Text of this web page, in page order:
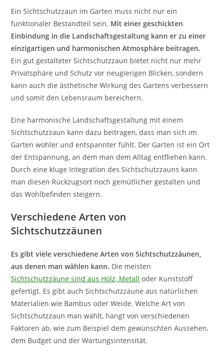
Ein Sichtschutzzaun im Garten muss nicht nur ein
funktionaler Bestandteil sein. Mit einer geschickten
Einbindung in die Landschaftsgestaltung kann er zu einer
einzigartigen und harmonischen Atmosphäre beitragen.
Ein gut gestalteter Sichtschutzzaun bietet nicht nur mehr
Privatsphäre und Schutz vor neugierigen Blicken, sondern
kann auch die ästhetische Wirkung des Gartens verbessern
und somit den Lebensraum bereichern.
Eine harmonische Landschaftsgestaltung mit einem
Sichtschutzzaun kann dazu beitragen, dass man sich im
Garten wohler und entspannter fühlt. Der Garten ist ein Ort
der Entspannung, an dem man dem Alltag entfliehen kann.
Durch eine kluge Integration des Sichtschutzzauns kann
man diesen Rückzugsort noch gemütlicher gestalten und
das Wohlbefinden steigern.
Verschiedene Arten von
Sichtschutzzäunen
Es gibt viele verschiedene Arten von Sichtschutzzäunen,
aus denen man wählen kann. Die meisten
Sichtschutzzäune sind aus Holz, Metall oder Kunststoff
gefertigt. Es gibt auch Sichtschutzzäune aus natürlichen
Materialien wie Bambus oder Weide. Welche Art von
Sichtschutzzaun man wählt, hängt von verschiedenen
Faktoren ab, wie zum Beispiel dem gewünschten Aussehen,
dem Budget und der Wartungsintensität.